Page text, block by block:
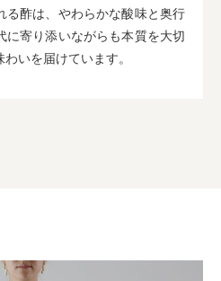
る酢は、やわらかな酸味と奥行
に寄り添いながらも本質を大切
いを届けています。